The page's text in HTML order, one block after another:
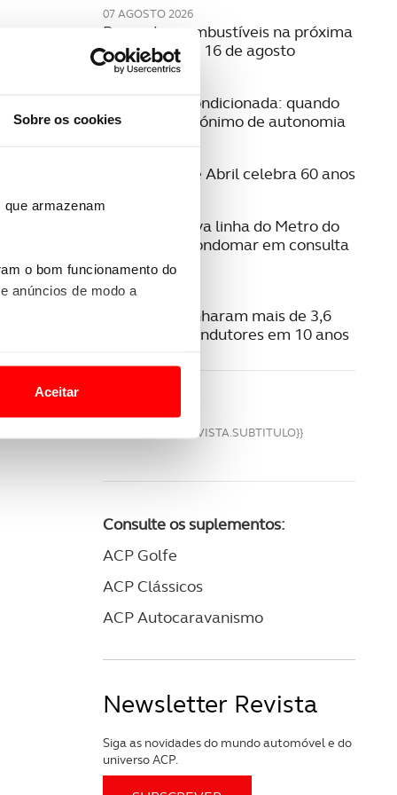
Sobre os cookies
armazenam
o bom funcionamento do
anúncios de modo a
lhe proporcionar
de análise, com parceiros
com o seu
sua experiência de
Aceitar
07 AGOSTO 2026
Preço dos combustíveis na próxima
semana | 10 a 16 de agosto
Mobilidade condicionada: quando
conduzir é sinónimo de autonomia
A Ponte 25 de Abril celebra 60 anos
06 AGOSTO 2026
Estudo da nova linha do Metro do
Porto para Gondomar em consulta
pública
06 AGOSTO 2026
Radares apanharam mais de 3,6
milhões de condutores em 10 anos
{{VM.REVISTA.SUBTITULO}}
Consulte os suplementos:
ACP Golfe
ACP Clássicos
ACP Autocaravanismo
Newsletter Revista
Siga as novidades do mundo automóvel e do
universo ACP.